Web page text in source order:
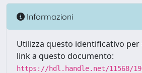
Informazioni
Utilizza questo identificativo
link a questo documento:
https://hdl.handle.net/11568/